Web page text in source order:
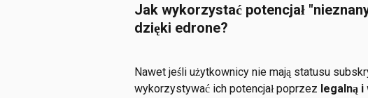
Jak wykorzystać potencjał
dzięki edrone?
Nawet jeśli użytkownicy nie mają statusu
wykorzystywać ich potencjał poprzez legalną